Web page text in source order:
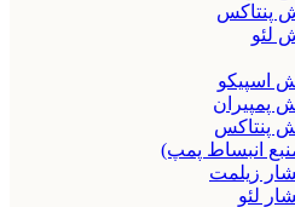
پنتاکس
لئو
اسپیکو
پمپیران
پنتاکس
انبساط پمپ)
زیلمت
لئو